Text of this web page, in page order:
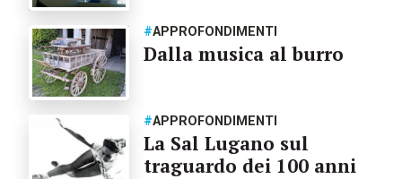
#APPROFONDIMENTI
Dalla musica al burro
#APPROFONDIMENTI
La Sal Lugano sul
traguardo dei 100 anni